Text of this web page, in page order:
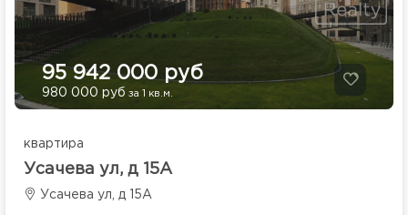
95 942 000 руб
980 000 руб за 1 кв.м.
квартира
Усачева ул, д 15А
Усачева ул, д 15А